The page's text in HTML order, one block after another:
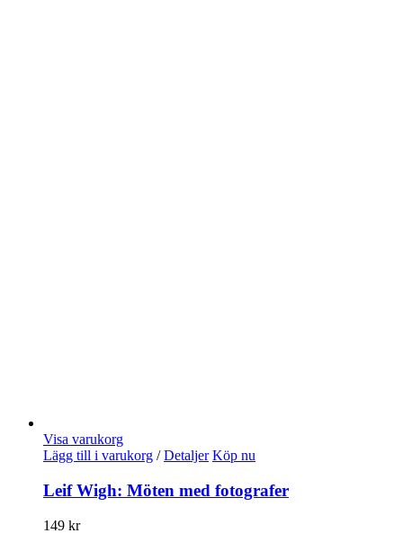
Visa varukorg
Lägg till i varukorg / Detaljer Köp nu
Leif Wigh: Möten med fotografer
149 kr